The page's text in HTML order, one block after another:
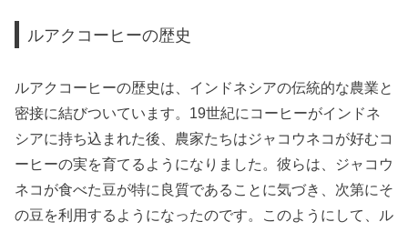
ルアクコーヒーの歴史
ルアクコーヒーの歴史は、インドネシアの伝統的な農業と
密接に結びついています。19世紀にコーヒーがインドネ
シアに持ち込まれた後、農家たちはジャコウネコが好むコ
ーヒーの実を育てるようになりました。彼らは、ジャコウ
ネコが食べた豆が特に良質であることに気づき、次第にそ
の豆を利用するようになったのです。このようにして、ル